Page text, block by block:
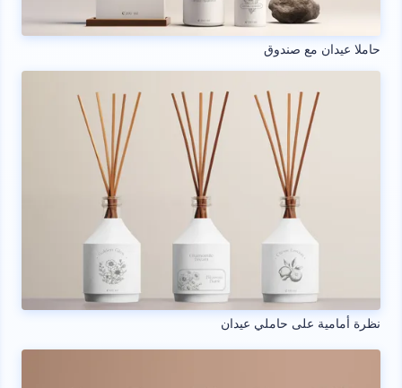
حاملا عيدان مع صندوق
نظرة أمامية على حاملي عيدان